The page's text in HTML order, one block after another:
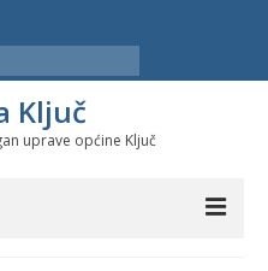
Ključ
uprave općine Ključ